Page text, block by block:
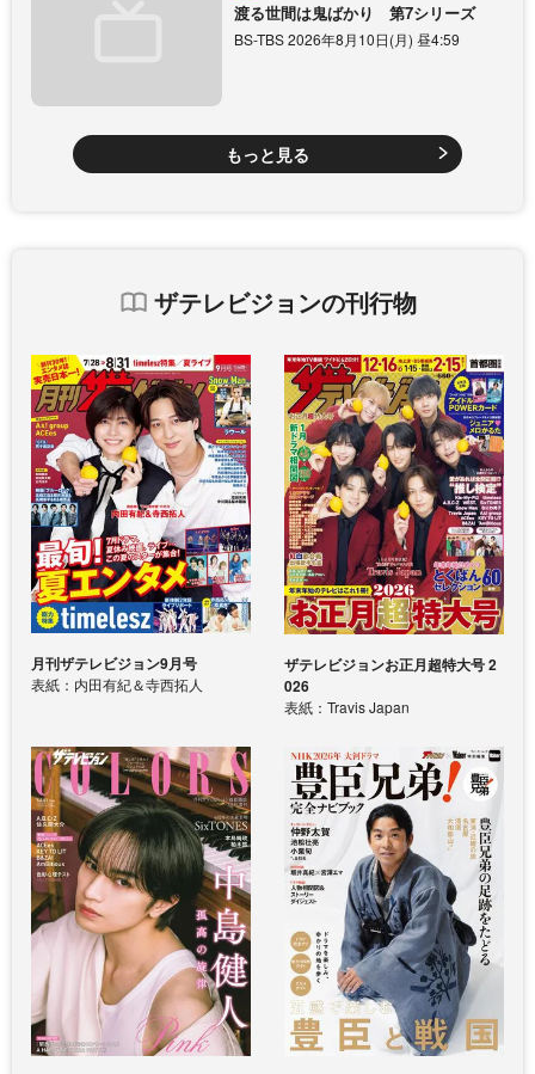
渡る世間は鬼ばかり 第7シリーズ
BS-TBS 2026年8月10日(月) 昼4:59
もっと見る
ザテレビジョンの刊行物
月刊ザテレビジョン9月号
表紙：内田有紀＆寺西拓人
ザテレビジョンお正月超特大号 2
026
表紙：Travis Japan